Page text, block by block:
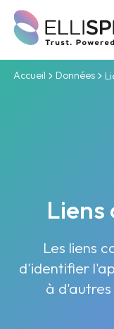
Accueil Données
Les liens
d'identifier
à